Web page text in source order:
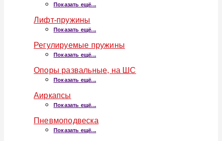
Показать ещё...
Лифт-пружины
Показать ещё...
Регулируемые пружины
Показать ещё...
Опоры развальные, на ШС
Показать ещё...
Аиркапсы
Показать ещё...
Пневмоподвеска
Показать ещё...